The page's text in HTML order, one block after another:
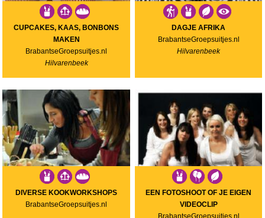
CUPCAKES, KAAS, BONBONS
MAKEN
BrabantseGroepsuitjes.nl
Hilvarenbeek
DAGJE AFRIKA
BrabantseGroepsuitjes.nl
Hilvarenbeek
DIVERSE KOOKWORKSHOPS
BrabantseGroepsuitjes.nl
EEN FOTOSHOOT OF JE EIGEN
VIDEOCLIP
BrabantseGroepsuitjes.nl